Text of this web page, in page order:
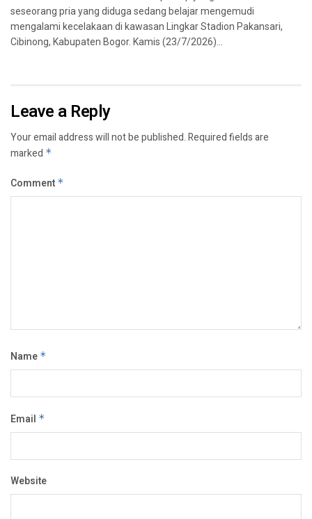
seseorang pria yang diduga sedang belajar mengemudi
mengalami kecelakaan di kawasan Lingkar Stadion Pakansari,
Cibinong, Kabupaten Bogor. Kamis (23/7/2026)...
Leave a Reply
Your email address will not be published.Required fields are
marked *
Comment *
Name *
Email *
Website